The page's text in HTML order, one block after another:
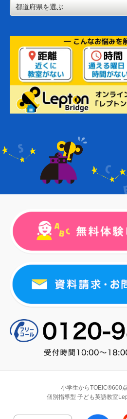
小学生からTOEIC®600点
個別指導型 子ども英語教室